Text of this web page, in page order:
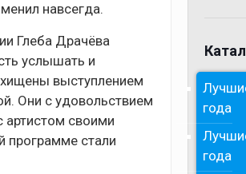
навсегда.
Глеба Драчёва
услышать и
выступлением
Они с удовольствием
своими
программе стали
года
года